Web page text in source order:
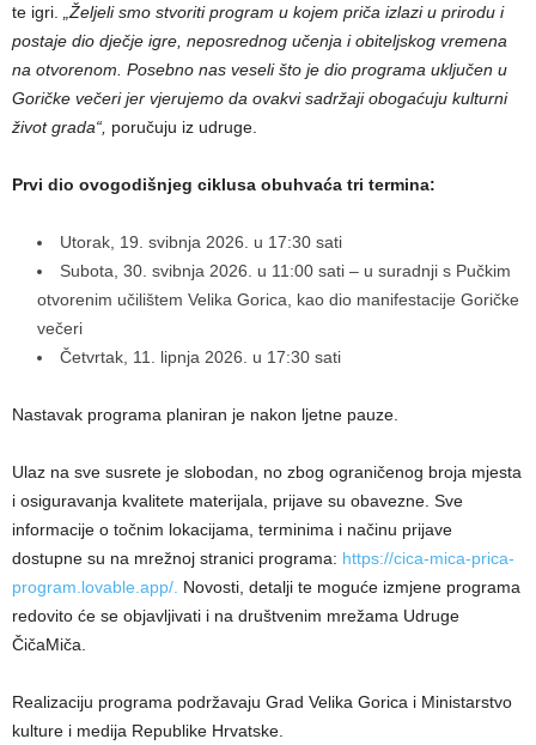
te igri.
„Željeli smo stvoriti program u kojem priča izlazi u prirodu i
postaje dio dječje igre, neposrednog učenja i obiteljskog vremena
na otvorenom. Posebno nas veseli što je dio programa uključen u
Goričke večeri jer vjerujemo da ovakvi sadržaji obogaćuju kulturni
život grada“, poručuju iz udruge.
Prvi dio ovogodišnjeg ciklusa obuhvaća tri termina:
Utorak, 19. svibnja 2026. u 17:30 sati
Subota, 30. svibnja 2026. u 11:00 sati – u suradnji s Pučkim
otvorenim učilištem Velika Gorica, kao dio manifestacije Goričke
večeri
Četvrtak, 11. lipnja 2026. u 17:30 sati
Nastavak programa planiran je nakon ljetne pauze.
Ulaz na sve susrete je slobodan, no zbog ograničenog broja mjesta
i osiguravanja kvalitete materijala, prijave su obavezne. Sve
informacije o točnim lokacijama, terminima i načinu prijave
dostupne su na mrežnoj stranici programa: https://cica-mica-prica-
program.lovable.app/. Novosti, detalji te moguće izmjene programa
redovito će se objavljivati i na društvenim mrežama Udruge
ČičaMiča.
Realizaciju programa podržavaju Grad Velika Gorica i Ministarstvo
kulture i medija Republike Hrvatske.